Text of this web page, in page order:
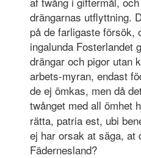
drängarnas utflyttning.
på de farligaste försök,
ingalunda Fosterlandet
drängar och pigor utan
arbets-myran, endast
de ej ömkas, men då
twånget med all ömhet
rätta, patria est, ubi
ej har orsak at säga, at
Fädernesland?